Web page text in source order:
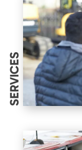
SERVICES